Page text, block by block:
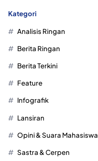
Kategori
Analisis Ringan
Berita Ringan
Berita Terkini
Feature
Infografik
Lansiran
Opini & Suara Mahasiswa
Sastra & Cerpen